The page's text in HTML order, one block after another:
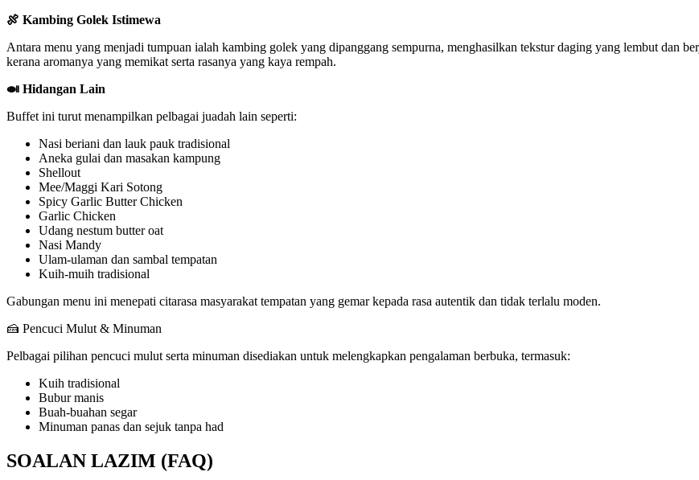
🍖 Kambing Golek Istimewa
Antara menu yang menjadi tumpuan ialah kambing golek yang dipanggang sempurna, menghasilkan tekstur daging yang lembut dan
kerana aromanya yang memikat serta rasanya yang kaya rempah.
🍛 Hidangan Lain
Buffet ini turut menampilkan pelbagai juadah lain seperti:
Nasi beriani dan lauk pauk tradisional
Aneka gulai dan masakan kampung
Shellout
Mee/Maggi Kari Sotong
Spicy Garlic Butter Chicken
Garlic Chicken
Udang nestum butter oat
Nasi Mandy
Ulam-ulaman dan sambal tempatan
Kuih-muih tradisional
Gabungan menu ini menepati citarasa masyarakat tempatan yang gemar kepada rasa autentik dan tidak terlalu moden.
🍰 Pencuci Mulut & Minuman
Pelbagai pilihan pencuci mulut serta minuman disediakan untuk melengkapkan pengalaman berbuka, termasuk:
Kuih tradisional
Bubur manis
Buah-buahan segar
Minuman panas dan sejuk tanpa had
SOALAN LAZIM (FAQ)